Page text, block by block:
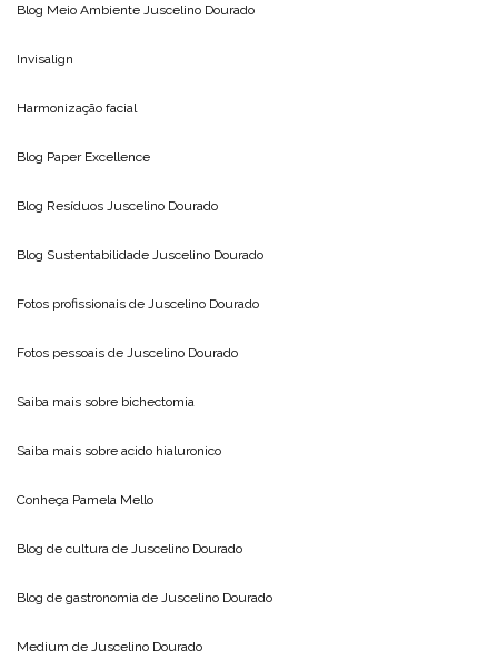
Blog Meio Ambiente Juscelino Dourado
Invisalign
Harmonização facial
Blog Paper Excellence
Blog Resíduos Juscelino Dourado
Blog Sustentabilidade Juscelino Dourado
Fotos profissionais de Juscelino Dourado
Fotos pessoais de Juscelino Dourado
Saiba mais sobre bichectomia
Saiba mais sobre acido hialuronico
Conheça Pamela Mello
Blog de cultura de Juscelino Dourado
Blog de gastronomia de Juscelino Dourado
Medium de Juscelino Dourado